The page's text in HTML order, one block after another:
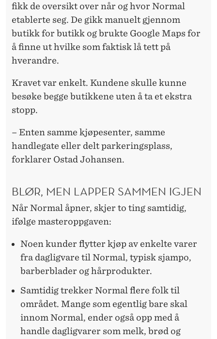
fikk de oversikt over når og hvor Normal
etablerte seg. De gikk manuelt gjennom
butikk for butikk og brukte Google Maps for
å finne ut hvilke som faktisk lå tett på
hverandre.
Kravet var enkelt. Kundene skulle kunne
besøke begge butikkene uten å ta et ekstra
stopp.
– Enten samme kjøpesenter, samme
handlegate eller delt parkeringsplass,
forklarer Ostad Johansen.
BLØR, MEN LAPPER SAMMEN IGJEN
Når Normal åpner, skjer to ting samtidig,
ifølge masteroppgaven:
Noen kunder flytter kjøp av enkelte varer
fra dagligvare til Normal, typisk sjampo,
barberblader og hårprodukter.
Samtidig trekker Normal flere folk til
området. Mange som egentlig bare skal
innom Normal, ender også opp med å
handle dagligvarer som melk, brød og